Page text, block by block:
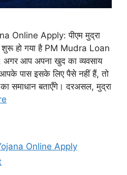
Online Apply: पीएम मुद्रा
शुरू हो गया है PM Mudra Loan
आप अपना खुद का व्यवसाय
पास इसके लिए पैसे नहीं हैं, तो
समाधान बताएँगे। दरअसल, मुद्रा
Online Apply